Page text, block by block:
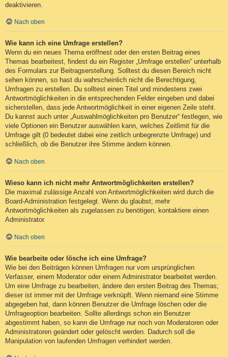
deaktivieren.
Nach oben
Wie kann ich eine Umfrage erstellen?
Wenn du ein neues Thema eröffnest oder den ersten Beitrag eines
Themas bearbeitest, findest du ein Register „Umfrage erstellen“ unterhalb
des Formulars zur Beitragserstellung. Solltest du diesen Bereich nicht
sehen können, so hast du wahrscheinlich nicht die Berechtigung,
Umfragen zu erstellen. Du solltest einen Titel und mindestens zwei
Antwortmöglichkeiten in die entsprechenden Felder eingeben und dabei
sicherstellen, dass jede Antwortmöglichkeit in einer eigenen Zeile steht.
Du kannst auch unter „Auswahlmöglichkeiten pro Benutzer“ festlegen, wie
viele Optionen ein Benutzer auswählen kann, welches Zeitlimit für die
Umfrage gilt (0 bedeutet dabei eine zeitlich unbegrenzte Umfrage) und
schließlich, ob die Benutzer ihre Stimme ändern können.
Nach oben
Wieso kann ich nicht mehr Antwortmöglichkeiten erstellen?
Die maximal zulässige Anzahl von Antwortmöglichkeiten wird durch die
Board-Administration festgelegt. Wenn du glaubst, mehr
Antwortmöglichkeiten als zugelassen zu benötigen, kontaktiere einen
Administrator.
Nach oben
Wie bearbeite oder lösche ich eine Umfrage?
Wie bei den Beiträgen können Umfragen nur vom ursprünglichen
Verfasser, einem Moderator oder einem Administrator bearbeitet werden.
Um eine Umfrage zu bearbeiten, ändere den ersten Beitrag des Themas;
dieser ist immer mit der Umfrage verknüpft. Wenn niemand eine Stimme
abgegeben hat, dann können Benutzer die Umfrage löschen oder die
Umfrageoption bearbeiten. Sollte allerdings schon ein Benutzer
abgestimmt haben, so kann die Umfrage nur noch von Moderatoren oder
Administratoren geändert oder gelöscht werden. Dadurch soll die
Manipulation von laufenden Umfragen verhindert werden.